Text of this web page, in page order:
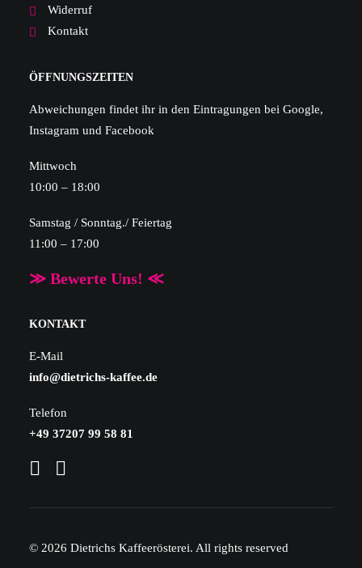
Widerruf
Kontakt
ÖFFNUNGSZEITEN
Abweichungen findet ihr in den Eintragungen bei Google,
Instagram und Facebook
Mittwoch
10:00 – 18:00
Samstag / Sonntag./ Feiertag
11:00 – 17:00
≫ Bewerte Uns! ≪
KONTAKT
E-Mail
info@dietrichs-kaffee.de
Telefon
+49 37207 99 58 81
© 2026 Dietrichs Kaffeerösterei. All rights reserved